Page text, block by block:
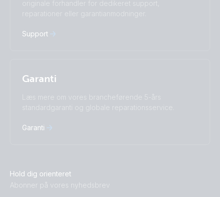
中國人
originale forhandler for dedikeret support,
reparationer eller garantianmodninger.
Support
Garanti
Læs mere om vores brancheførende 5-års
standardgaranti og globale reparationsservice.
Garanti
Hold dig orienteret
Abonner på vores nyhedsbrev